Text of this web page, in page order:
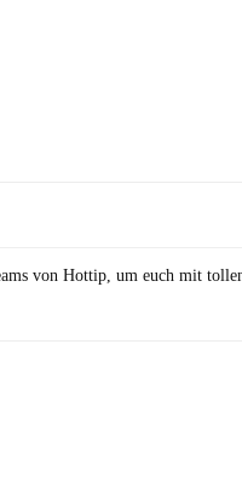
von Hottip, um euch mit